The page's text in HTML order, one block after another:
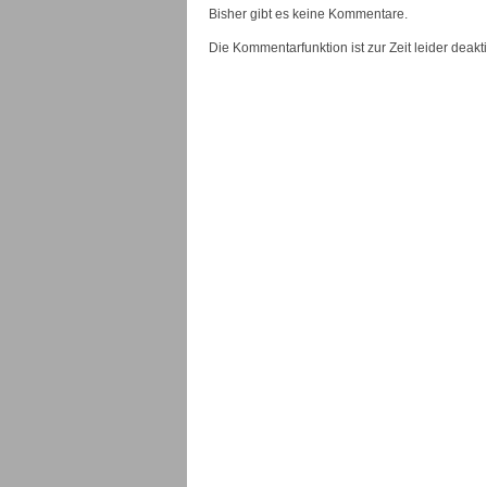
Bisher gibt es keine Kommentare.
Die Kommentarfunktion ist zur Zeit leider